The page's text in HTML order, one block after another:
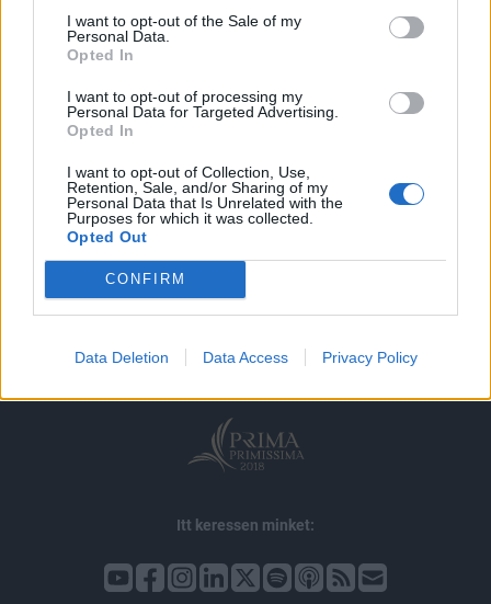
I want to opt-out of the Sale of my
Personal Data.
Opted In
I want to opt-out of processing my
Personal Data for Targeted Advertising.
Opted In
I want to opt-out of Collection, Use,
Retention, Sale, and/or Sharing of my
Personal Data that Is Unrelated with the
Purposes for which it was collected.
Opted Out
CONFIRM
Data Deletion Data Access Privacy Policy
MÁR ELŐFIZETŐNK VAGY? BEJELENTKEZÉS
© 2026 Portfolio
impresszum
jogi nyilatkozat
kommentkezelés
ÁSZF
Itt keressen minket: